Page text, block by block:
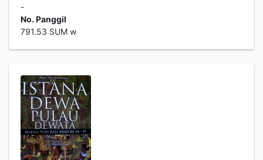
-
No. Panggil
791.53 SUM w